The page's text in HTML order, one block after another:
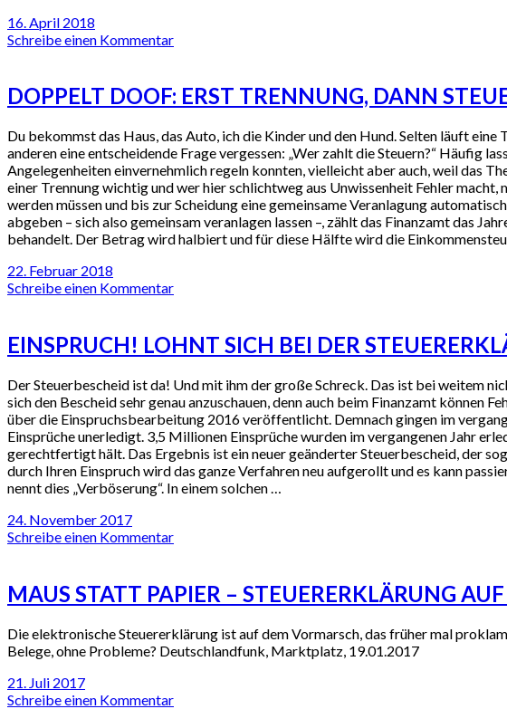
16. April 2018
Schreibe einen Kommentar
DOPPELT DOOF: ERST TRENNUNG, DANN
Du bekommst das Haus, das Auto, ich die Kinder und den Hund. Selten läuft
anderen eine entscheidende Frage vergessen: „Wer zahlt die Steuern?“ Häufig
Angelegenheiten einvernehmlich regeln konnten, vielleicht aber auch, weil das
einer Trennung wichtig und wer hier schlichtweg aus Unwissenheit Fehler
werden müssen und bis zur Scheidung eine gemeinsame Veranlagung
abgeben – sich also gemeinsam veranlagen lassen –, zählt das Finanzamt das
behandelt. Der Betrag wird halbiert und für diese Hälfte wird die
22. Februar 2018
Schreibe einen Kommentar
EINSPRUCH! LOHNT SICH BEI DER
Der Steuerbescheid ist da! Und mit ihm der große Schreck. Das ist bei weitem
sich den Bescheid sehr genau anzuschauen, denn auch beim Finanzamt können
über die Einspruchsbearbeitung 2016 veröffentlicht. Demnach gingen im
Einsprüche unerledigt. 3,5 Millionen Einsprüche wurden im vergangenen Jahr
gerechtfertigt hält. Das Ergebnis ist ein neuer geänderter Steuerbescheid, der
durch Ihren Einspruch wird das ganze Verfahren neu aufgerollt und es kann
nennt dies „Verböserung“. In einem solchen …
24. November 2017
Schreibe einen Kommentar
MAUS STATT PAPIER – STEUERERKLÄRUNG
Die elektronische Steuererklärung ist auf dem Vormarsch, das früher mal
Belege, ohne Probleme? Deutschlandfunk, Marktplatz, 19.01.2017
21. Juli 2017
Schreibe einen Kommentar